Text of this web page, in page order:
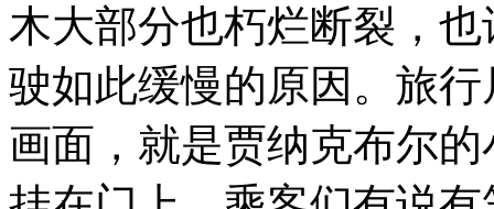
木大部分也朽烂断裂，
驶如此缓慢的原因。 旅行
画面，就是贾纳克布尔